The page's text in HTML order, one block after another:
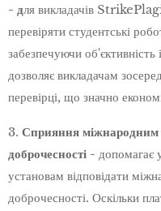
- для викладачів
перевіряти студентські
забезпечуючи
дозволяє викладачам
перевірці, що значно
3. Сприяння міжнародним
доброчесності - допомагає
установам відповідати
доброчесності. Оскільки